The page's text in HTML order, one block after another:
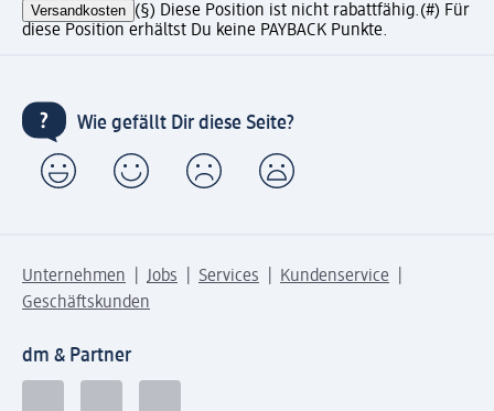
Versandkosten (§) Diese Position ist nicht rabattfähig.(#) Für
diese Position erhältst Du keine PAYBACK Punkte.
Wie gefällt Dir diese Seite?
Unternehmen Jobs Services
Kundenservice
Geschäftskunden
dm & Partner